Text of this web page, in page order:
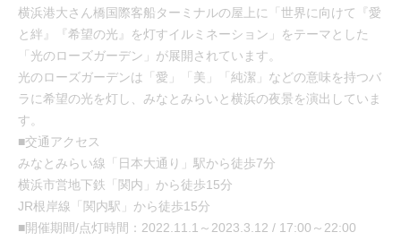
横浜港大さん橋国際客船ターミナルの屋上に「世界に向けて『愛
と絆』『希望の光』を灯すイルミネーション」をテーマとした
「光のローズガーデン」が展開されています。
光のローズガーデンは「愛」「美」「純潔」などの意味を持つバ
ラに希望の光を灯し、みなとみらいと横浜の夜景を演出していま
す。
■交通アクセス
みなとみらい線「日本大通り」駅から徒歩7分
横浜市営地下鉄「関内」から徒歩15分
JR根岸線「関内駅」から徒歩15分
■開催期間/点灯時間：2022.11.1～2023.3.12 / 17:00～22:00